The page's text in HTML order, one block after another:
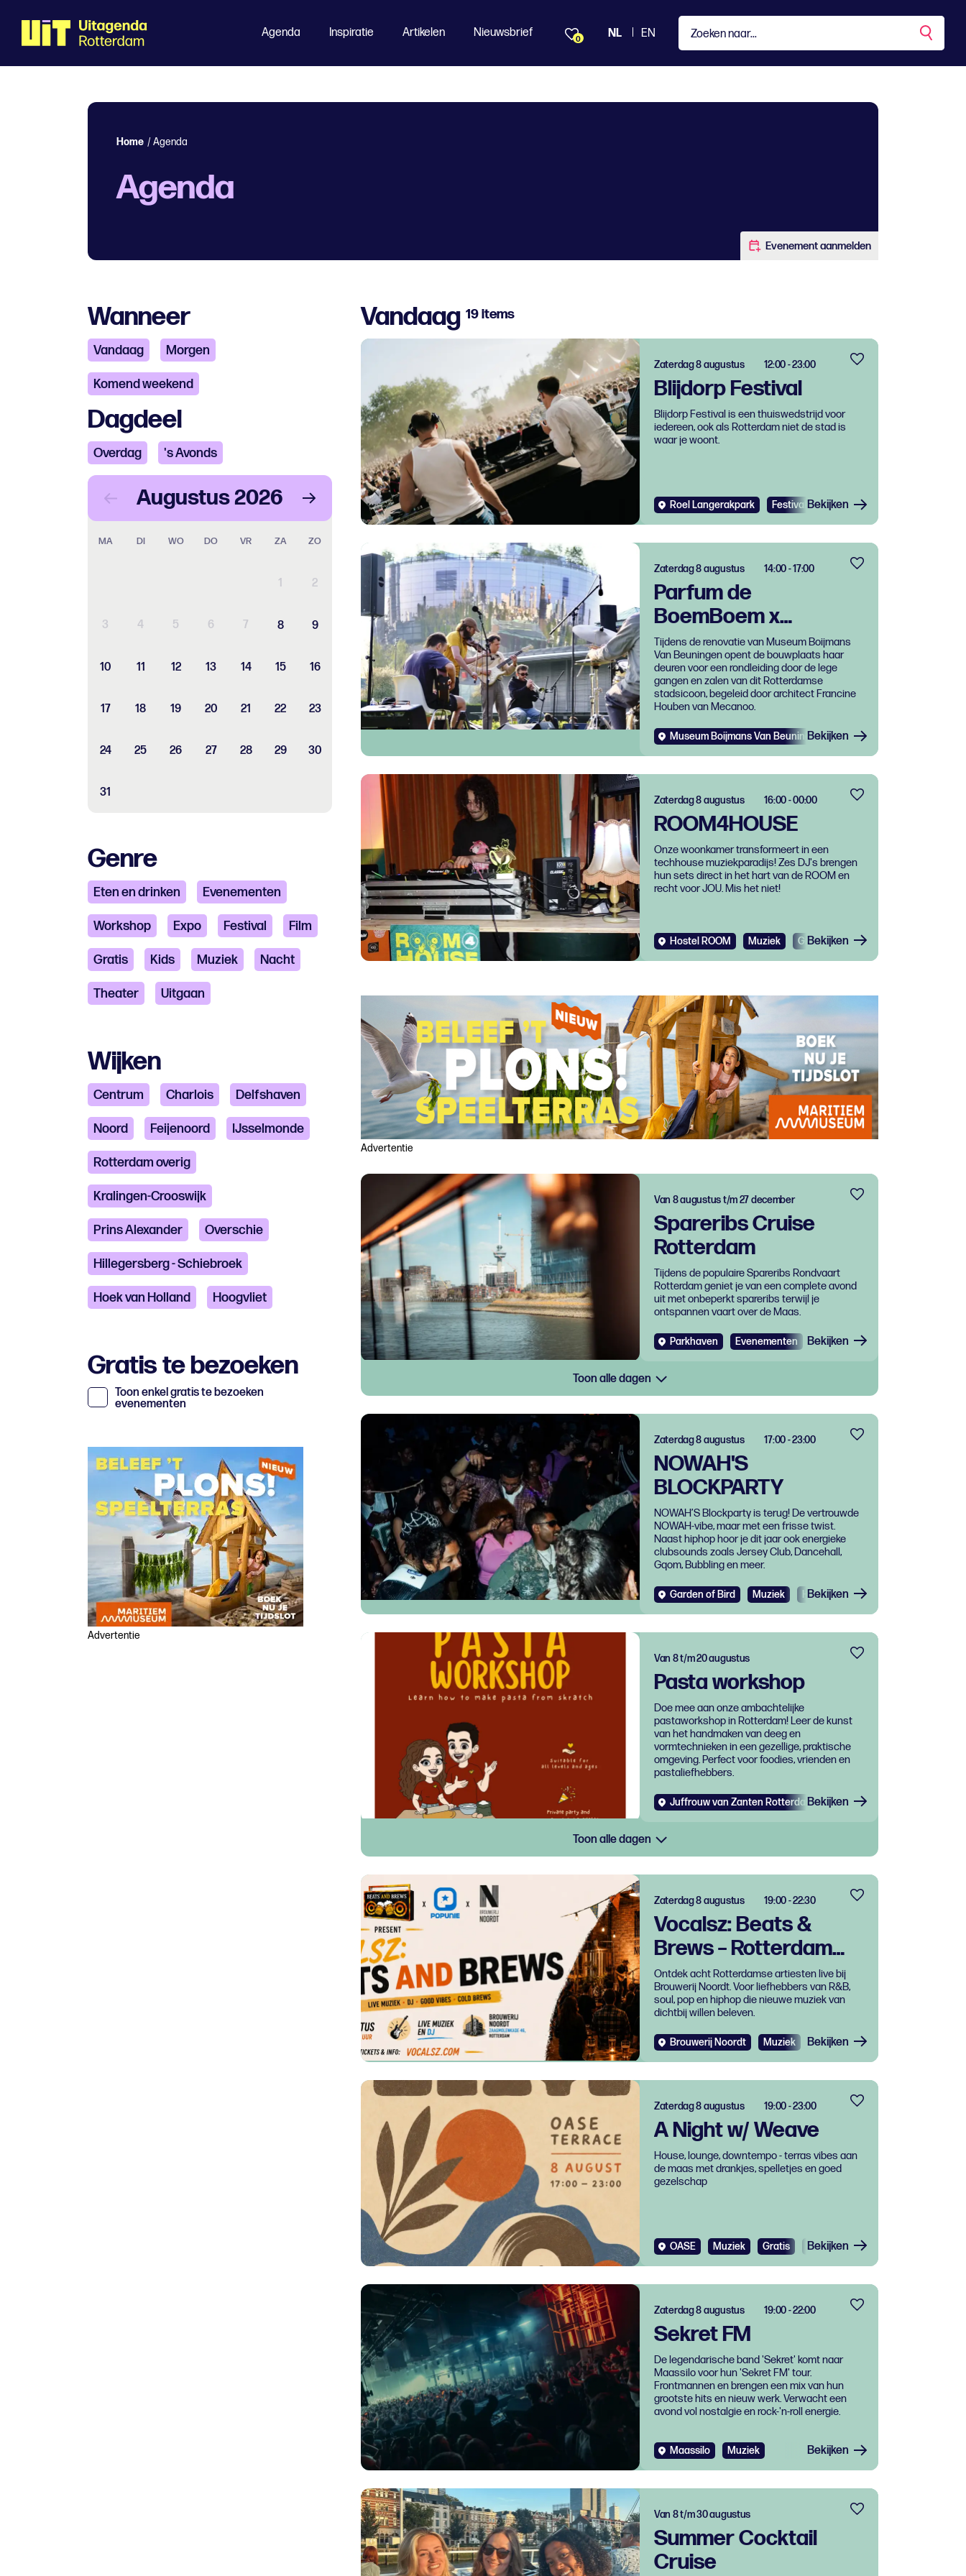
Agenda Inspiratie Artikelen Nieuwsbrief 0 NL EN
Home /Agenda
Agenda
Evenement aanmelden
Wanneer
Vandaag Morgen
Komend weekend
Dagdeel
Overdag 's Avonds
Augustus2026
MA DI WO DO VR ZA ZO
1 2
3 4 5 6 7 8 9
10 11 12 13 14 15 16
17 18 19 20 21 22 23
24 25 26 27 28 29 30
31
Genre
Eten en drinken Evenementen
Workshop Expo Festival Film
Gratis Kids Muziek Nacht
Theater Uitgaan
Wijken
Centrum Charlois Delfshaven
Noord Feijenoord IJsselmonde
Rotterdam overig
Kralingen-Crooswijk
Prins Alexander Overschie
Hillegersberg - Schiebroek
Hoek van Holland Hoogvliet
Gratis te bezoeken
Toon enkel gratis te bezoeken
evenementen
Advertentie
Vandaag 19 items
Blijdorp Festival
Zaterdag 8 augustus 12:00 - 23:00
Blijdorp Festival is een thuiswedstrijd voor
iedereen, ook als Rotterdam niet de stad is
waar je woont.
Roel Langerakpark Festival Bekijken
Parfum de
BoemBoem x
Renovatie Museum
Boijmans Van
Beuningen
Zaterdag 8 augustus 14:00 - 17:00
Tijdens de renovatie van Museum Boijmans
Van Beuningen opent de bouwplaats haar
deuren voor een rondleiding door de lege
gangen en zalen van dit Rotterdamse
stadsicoon, begeleid door architect Francine
Houben van Mecanoo.
Museum Boijmans Van Beuningen Evenementen
Bekijken
ROOM4HOUSE
Zaterdag 8 augustus 16:00 - 00:00
Onze woonkamer transformeert in een
techhouse muziekparadijs! Zes DJ's brengen
hun sets direct in het hart van de ROOM en
recht voor JOU. Mis het niet!
Hostel ROOM Muziek Gratis Dance
Bekijken
Advertentie
Spareribs Cruise
Rotterdam
Van 8 augustus t/m 27 december
Tijdens de populaire Spareribs Rondvaart
Rotterdam geniet je van een complete avond
uit met onbeperkt spareribs terwijl je
ontspannen vaart over de Maas.
Parkhaven Evenementen Eten en drinken
Bekijken
Toon alle dagen
NOWAH'S
BLOCKPARTY
Zaterdag 8 augustus 17:00 - 23:00
NOWAH’S Blockparty is terug! De vertrouwde
NOWAH-vibe, maar met een frisse twist.
Naast hiphop hoor je dit jaar ook energieke
clubsounds zoals Jersey Club, Dancehall,
Gqom, Bubbling en meer.
Garden of Bird Muziek Hiphop
Bekijken
Pasta workshop
Van 8 t/m 20 augustus
Doe mee aan onze ambachtelijke
pastaworkshop in Rotterdam! Leer de kunst
van het handmaken van deeg en
vormtechnieken in een gezellige, praktische
omgeving. Perfect voor foodies, vrienden en
pastaliefhebbers.
Juffrouw van Zanten Rotterdam West Evenementen
Bekijken
Toon alle dagen
Vocalsz: Beats &
Brews – Rotterdam
klinkt live
Zaterdag 8 augustus 19:00 - 22:30
Ontdek acht Rotterdamse artiesten live bij
Brouwerij Noordt. Voor liefhebbers van R&B,
soul, pop en hiphop die nieuwe muziek van
dichtbij willen beleven.
Brouwerij Noordt Muziek Bekijken
A Night w/ Weave
Zaterdag 8 augustus 19:00 - 23:00
House, lounge, downtempo - terras vibes aan
de maas met drankjes, spelletjes en goed
gezelschap
OASE Muziek Gratis Dance
Bekijken
Sekret FM
Zaterdag 8 augustus 19:00 - 22:00
De legendarische band 'Sekret' komt naar
Maassilo voor hun 'Sekret FM' tour.
Frontmannen en brengen een mix van hun
grootste hits en nieuw werk. Verwacht een
avond vol nostalgie en rock-'n-roll energie.
Maassilo Muziek Bekijken
Summer Cocktail
Cruise
Van 8 t/m 30 augustus